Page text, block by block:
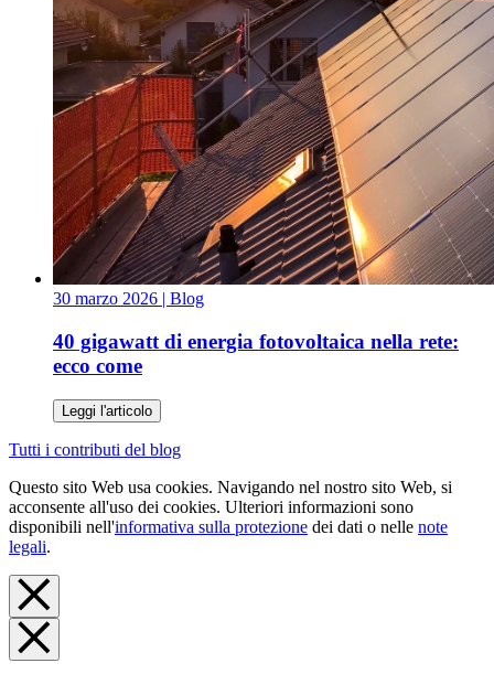
30 marzo 2026 | Blog
40 gigawatt di energia fotovoltaica nella rete:
ecco come
Leggi l'articolo
Tutti i contributi del blog
Questo sito Web usa cookies. Navigando nel nostro sito Web, si
acconsente all'uso dei cookies. Ulteriori informazioni sono
disponibili nell'informativa sulla protezione dei dati o nelle note
legali.